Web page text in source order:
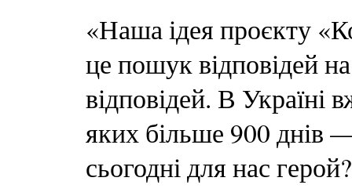
«Наша ідея проєкту
це пошук відповідей
відповідей. В Україні
яких більше 900 днів
сьогодні для нас герой?